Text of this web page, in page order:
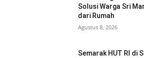
Solusi Warga Sri
dari Rumah
Agustus 8, 2026
Semarak HUT RI di